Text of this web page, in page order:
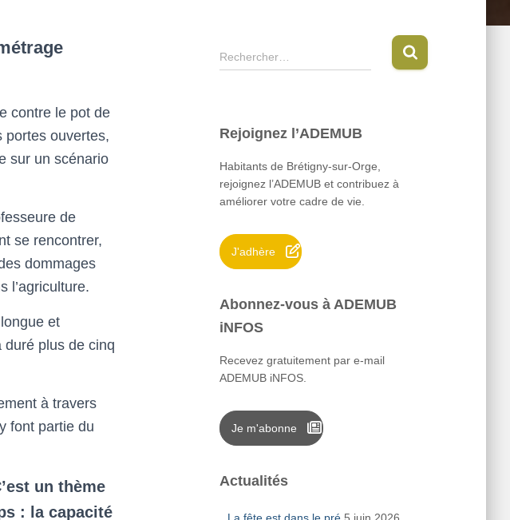
contre le pot de
portes ouvertes,
sur un scénario
de
se rencontrer,
dommages
l’agriculture.
et
duré plus de cinq
à travers
font partie du
un thème
: la capacité
R
e
r
h
e
r
:
Rechercher…
Rejoignez l’ADEMUB
Habitants de Brétigny-sur-Orge,
rejoignez l’ADEMUB et contribuez à
améliorer votre cadre de vie.
J'adhère
Abonnez-vous à ADEMUB
iNFOS
Recevez gratuitement par e-mail
ADEMUB iNFOS.
Je m'abonne
Actualités